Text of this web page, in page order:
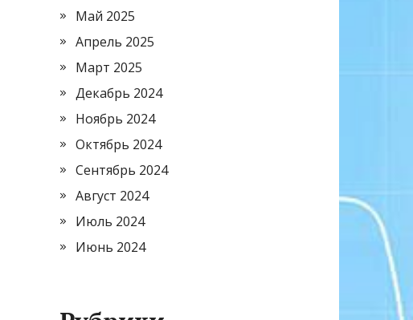
Май 2025
Апрель 2025
Март 2025
Декабрь 2024
Ноябрь 2024
Октябрь 2024
Сентябрь 2024
Август 2024
Июль 2024
Июнь 2024